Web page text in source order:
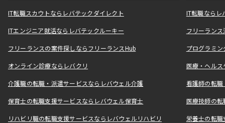
IT転職スカウトならレバテックダイレクト IT転職なら
ITエンジニア就活ならレバテックルーキー フリーラン
フリーランスの案件探しならフリーランスHub プログラミ
オンライン診療ならレバクリ 医療・ヘル
介護職の転職・派遣サービスならレバウェル介護 看護師の転
保育士の転職支援サービスならレバウェル保育士 医療技師の
リハビリ職の転職支援サービスならレバウェルリハビリ 栄養士の転